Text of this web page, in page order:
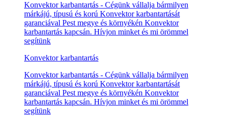
Konvektor karbantartás - Cégünk vállalja bármilyen
márkájú, típusú és korú Konvektor karbantartását
garanciával Pest megye és környékén Konvektor
karbantartás kapcsán. Hívjon minket és mi örömmel
segítünk
Konvektor karbantartás
Konvektor karbantartás - Cégünk vállalja bármilyen
márkájú, típusú és korú Konvektor karbantartását
garanciával Pest megye és környékén Konvektor
karbantartás kapcsán. Hívjon minket és mi örömmel
segítünk